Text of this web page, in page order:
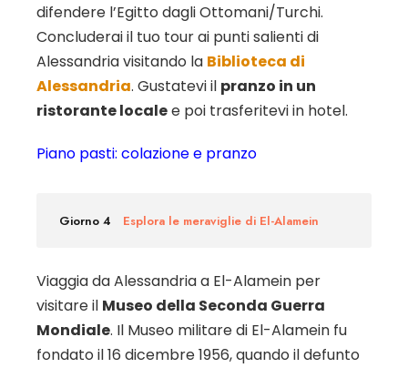
difendere l’Egitto dagli Ottomani/Turchi.
Concluderai il tuo tour ai punti salienti di
Alessandria visitando la Biblioteca di
Alessandria. Gustatevi il pranzo in un
ristorante localee poi trasferitevi in hotel.
Piano pasti: colazione e pranzo
Giorno 4 Esplora le meraviglie di El-Alamein
Viaggia da Alessandria a El-Alamein per
visitare il Museo della Seconda Guerra
Mondiale. Il Museo militare di El-Alamein fu
fondato il 16 dicembre 1956, quando il defunto